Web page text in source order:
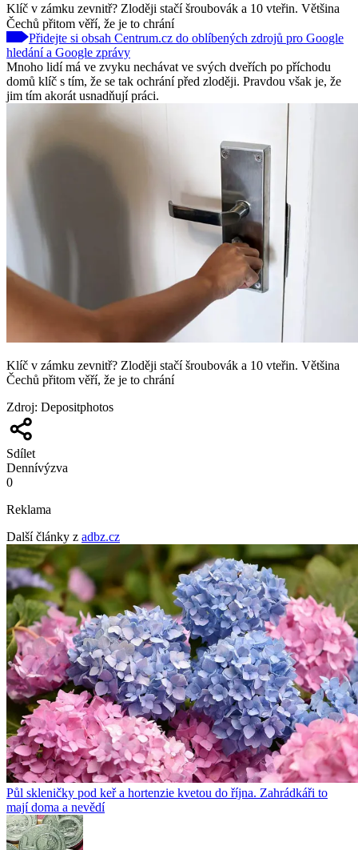
Klíč v zámku zevnitř? Zloději stačí šroubovák a 10 vteřin. Většina
Čechů přitom věří, že je to chrání
Přidejte si obsah Centrum.cz do oblíbených zdrojů pro Google
hledání a Google zprávy
Mnoho lidí má ve zvyku nechávat ve svých dveřích po příchodu
domů klíč s tím, že se tak ochrání před zloději. Pravdou však je, že
jim tím akorát usnadňují práci.
Klíč v zámku zevnitř? Zloději stačí šroubovák a 10 vteřin. Většina
Čechů přitom věří, že je to chrání
Zdroj: Depositphotos
Sdílet
Dennívýzva
0
Reklama
Další články z adbz.cz
Půl skleničky pod keř a hortenzie kvetou do října. Zahrádkáři to
mají doma a nevědí